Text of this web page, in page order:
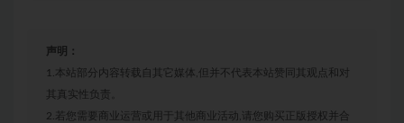
声明：
1.本站部分内容转载自其它媒体,但并不代表本站赞同其观点和对
其真实性负责。
2.若您需要商业运营或用于其他商业活动,请您购买正版授权并合